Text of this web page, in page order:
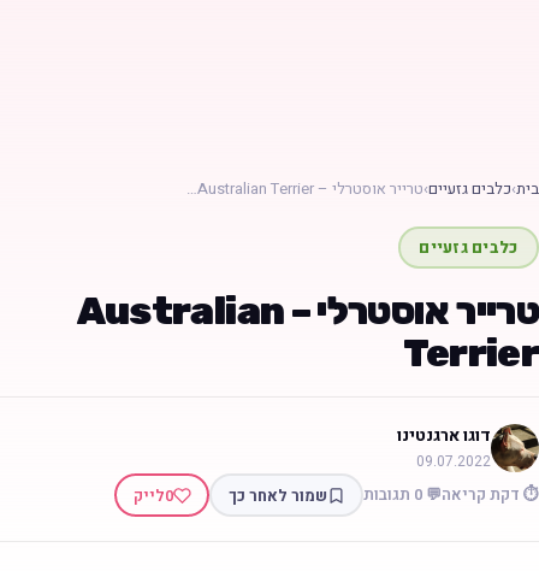
בית›כלבים גזעיים›טרייר אוסטרלי – Australian Terrier…
כלבים גזעיים
טרייר אוסטרלי – Australian
Terrier
דוגו ארגנטינו
09.07.2022
⏱️ דקת קריאה💬 0 תגובות שמור לאחר כך 0לייק